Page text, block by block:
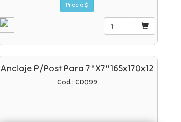
Precio $
Anclaje P/post Para 7"x7"165x170x12
Cod.: CD099